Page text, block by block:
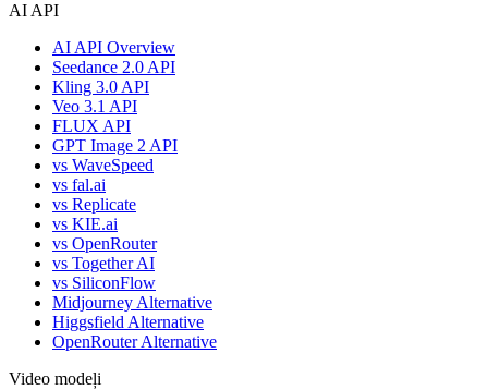
AI API
AI API Overview
Seedance 2.0 API
Kling 3.0 API
Veo 3.1 API
FLUX API
GPT Image 2 API
vs WaveSpeed
vs fal.ai
vs Replicate
vs KIE.ai
vs OpenRouter
vs Together AI
vs SiliconFlow
Midjourney Alternative
Higgsfield Alternative
OpenRouter Alternative
Video modeļi